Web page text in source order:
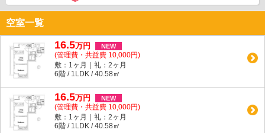
空室一覧
16.5万円 NEW
(管理費・共益費 10,000円)
敷：1ヶ月｜礼：2ヶ月
6階 / 1LDK / 40.58㎡
16.5万円 NEW
(管理費・共益費 10,000円)
敷：1ヶ月｜礼：2ヶ月
6階 / 1LDK / 40.58㎡